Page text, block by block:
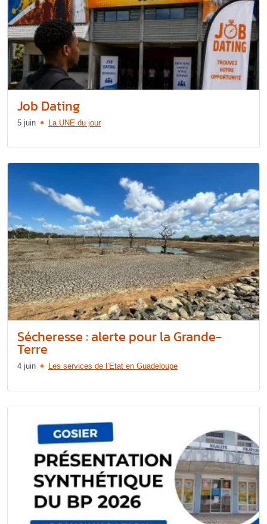
Job Dating
5 juin La UNE du jour
Sécheresse : alerte pour la Grande-
Terre
4 juin Les services de l’Etat en Guadeloupe